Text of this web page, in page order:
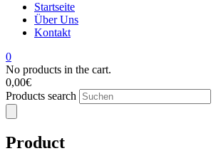
Startseite
Über Uns
Kontakt
0
No products in the cart.
0,00€
Products search
Product